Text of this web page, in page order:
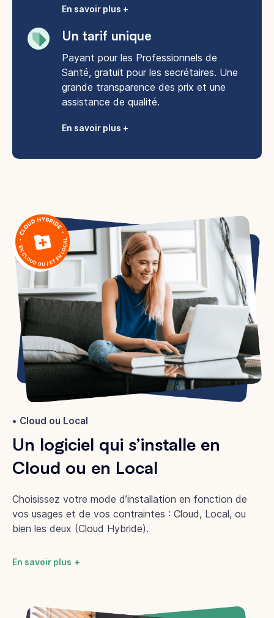
En savoir plus +
Un tarif unique
Payant pour les Professionnels de
Santé, gratuit pour les secrétaires. Une
grande transparence des prix et une
assistance de qualité.
En savoir plus +
Cloud ou Local
Un logiciel qui s’installe en
Cloud ou en Local
Choisissez votre mode d’installation en fonction de
vos usages et de vos contraintes : Cloud, Local, ou
bien les deux (Cloud Hybride).
En savoir plus